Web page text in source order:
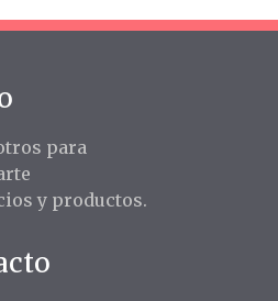
para
y productos.